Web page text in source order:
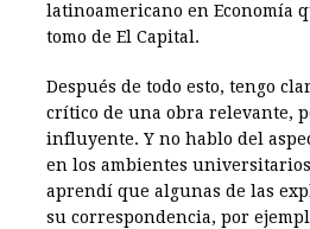
latinoamericano en Economía
tomo de El Capital.
Después de todo esto, tengo
crítico de una obra relevante,
influyente. Y no hablo del
en los ambientes universitarios
aprendí que algunas de las
su correspondencia, por